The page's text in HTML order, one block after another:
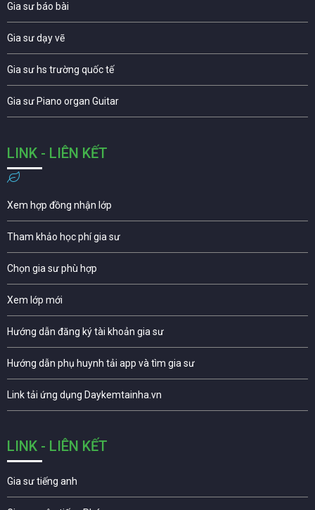
Gia sư báo bài
Gia sư dạy vẽ
Gia sư hs trường quốc tế
Gia sư Piano organ Guitar
LINK - LIÊN KẾT
Xem hợp đồng nhận lớp
Tham khảo học phí gia sư
Chọn gia sư phù hợp
Xem lớp mới
Hướng dẫn đăng ký tài khoản gia sư
Hướng dẫn phụ huynh tải app và tìm gia sư
Link tải ứng dụng Daykemtainha.vn
LINK - LIÊN KẾT
Gia sư tiếng anh